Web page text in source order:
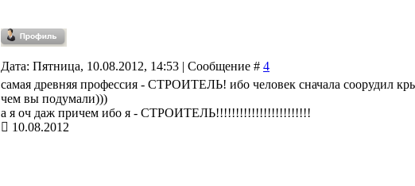
Дата: Пятница, 10.08.2012, 14:53 | Сообщение # 4
самая древняя профессия - СТРОИТЕЛЬ! ибо человек сначала соорудил
чем вы подумали)))
а я оч даж причем ибо я - СТРОИТЕЛЬ!!!!!!!!!!!!!!!!!!!!!!!!
10.08.2012